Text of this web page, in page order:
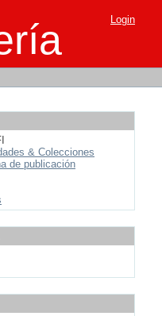
Login
& Colecciones
de publicación